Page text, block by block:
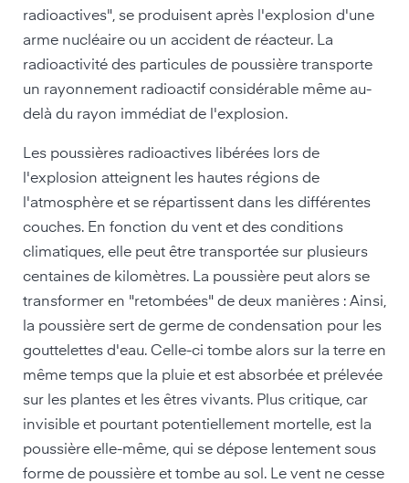
radioactives", se produisent après l'explosion d'une
arme nucléaire ou un accident de réacteur. La
radioactivité des particules de poussière transporte
un rayonnement radioactif considérable même au-
delà du rayon immédiat de l'explosion.
Les poussières radioactives libérées lors de
l'explosion atteignent les hautes régions de
l'atmosphère et se répartissent dans les différentes
couches. En fonction du vent et des conditions
climatiques, elle peut être transportée sur plusieurs
centaines de kilomètres. La poussière peut alors se
transformer en "retombées" de deux manières : Ainsi,
la poussière sert de germe de condensation pour les
gouttelettes d'eau. Celle-ci tombe alors sur la terre en
même temps que la pluie et est absorbée et prélevée
sur les plantes et les êtres vivants. Plus critique, car
invisible et pourtant potentiellement mortelle, est la
poussière elle-même, qui se dépose lentement sous
forme de poussière et tombe au sol. Le vent ne cesse